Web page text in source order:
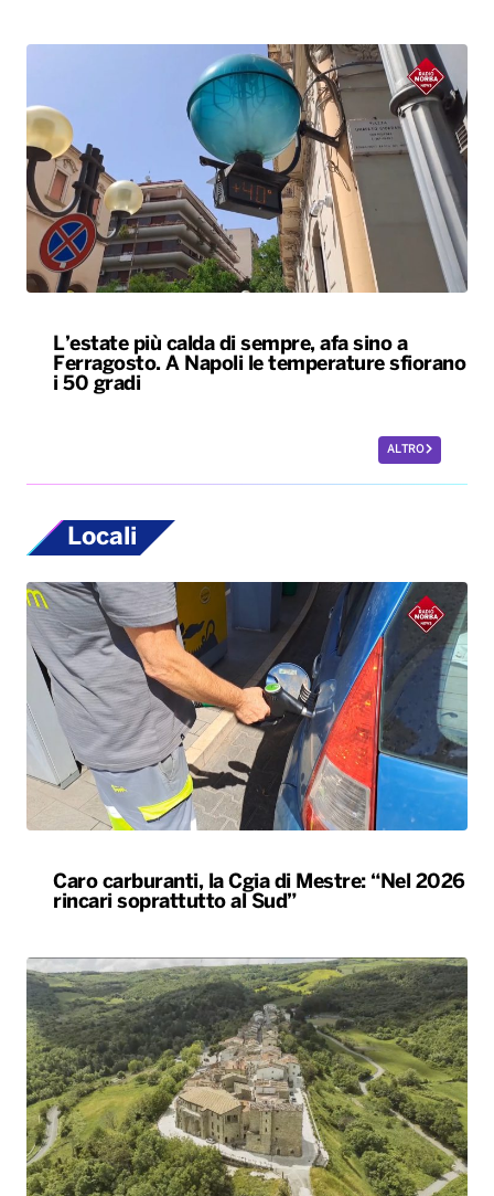
L’estate più calda di sempre, afa sino a
Ferragosto. A Napoli le temperature sfiorano
i 50 gradi
ALTRO
Locali
Caro carburanti, la Cgia di Mestre: “Nel 2026
rincari soprattutto al Sud”